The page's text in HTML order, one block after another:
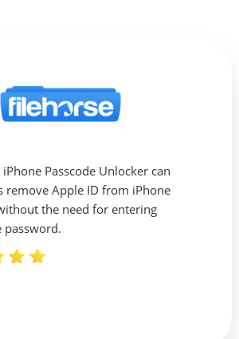
iPhone Passcode Unlocker can
remove Apple ID from iPhone
the need for entering